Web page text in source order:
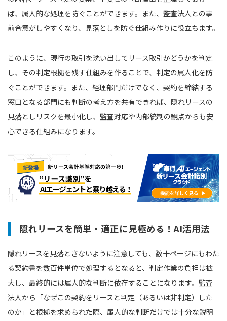
ば、属人的な処理を防ぐことができます。また、監査法人との事
前合意がしやすくなり、見落としを防ぐ仕組み作りに役立ちます。
このように、現行の取引を洗い出してリース取引かどうかを判定
し、その判定根拠を残す仕組みを作ることで、判定の属人化を防
ぐことができます。また、経理部門だけでなく、契約を締結する
窓口となる部門にも判断の考え方を共有できれば、隠れリースの
見落としリスクを最小化し、監査対応や内部統制の観点からも安
心できる仕組みになります。
隠れリースを簡単・適正に見極める！AI活用法
隠れリースを見落とさないように注意しても、数十ページにもわた
る契約書を数百件単位で処理するとなると、判定作業の負担は拡
大し、最終的には属人的な判断に依存することになります。監査
法人から「なぜこの契約をリースと判定（あるいは非判定）した
のか」と根拠を求められた際、属人的な判断だけでは十分な説明